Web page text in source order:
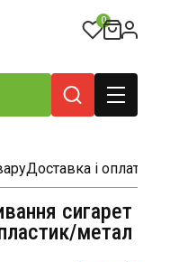
0
Доставка і оплата
сигарет
метал